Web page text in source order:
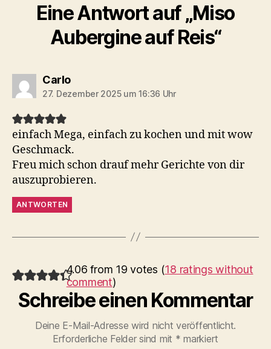
Eine Antwort auf „Miso
Aubergine auf Reis“
Carlosagt:
27. Dezember 2025 um 16:36 Uhr
einfach Mega, einfach zu kochen und mit wow
Geschmack.
Freu mich schon drauf mehr Gerichte von dir
auszuprobieren.
ANTWORTEN
4.06 from 19 votes (18 ratings without
comment)
Schreibe einen Kommentar
Deine E-Mail-Adresse wird nicht veröffentlicht.
Erforderliche Felder sind mit * markiert